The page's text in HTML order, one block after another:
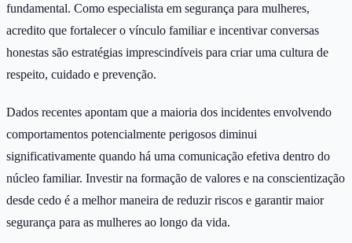
fundamental. Como especialista em segurança para mulheres,
acredito que fortalecer o vínculo familiar e incentivar conversas
honestas são estratégias imprescindíveis para criar uma cultura de
respeito, cuidado e prevenção.
Dados recentes apontam que a maioria dos incidentes envolvendo
comportamentos potencialmente perigosos diminui
significativamente quando há uma comunicação efetiva dentro do
núcleo familiar. Investir na formação de valores e na conscientização
desde cedo é a melhor maneira de reduzir riscos e garantir maior
segurança para as mulheres ao longo da vida.